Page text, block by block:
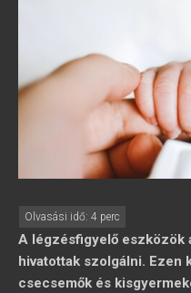
A légzésfigyelő eszközök
hivatottak szolgálni. Ezen
csecsemők és